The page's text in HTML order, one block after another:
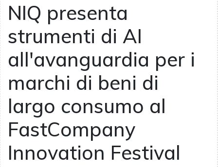
NIQ presenta
strumenti di AI
all'avanguardia per i
marchi di beni di
largo consumo al
FastCompany
Innovation Festival